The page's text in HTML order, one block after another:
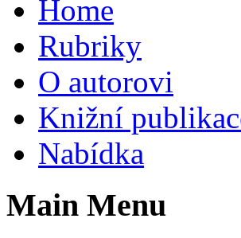
Home
Rubriky
O autorovi
Knižní
Nabídka
Main Menu